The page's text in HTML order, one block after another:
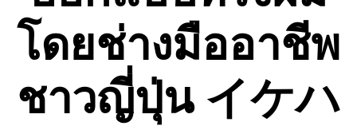
โดยช่างมืออาชีพ
ชาวญี่ปุ่น イケハ